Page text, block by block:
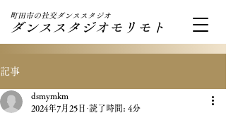
町田市の社交ダンススタジオ
ダンススタジオモリモト
記事
dsmymkm
2024年7月25日 読了時間: 4分